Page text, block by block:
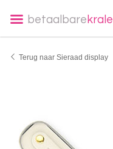
betaalbare
Terug naar Sieraad display